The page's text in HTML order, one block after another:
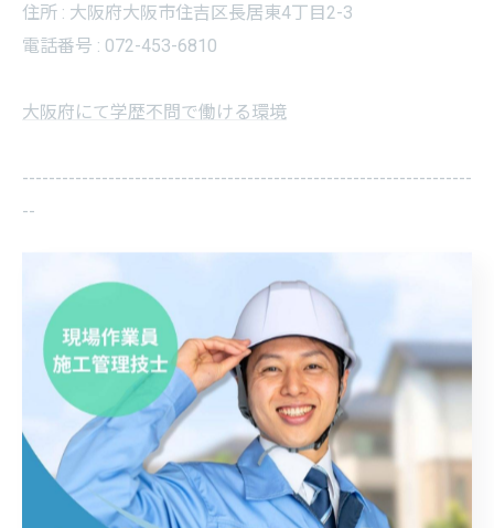
住所 : 大阪府大阪市住吉区長居東4丁目2-3
電話番号 : 072-453-6810
大阪府にて学歴不問で働ける環境
--------------------------------------------------------------------
--
一覧に戻る
関連タグ
#未経験 #大阪府 #電気工事 #働きやすい